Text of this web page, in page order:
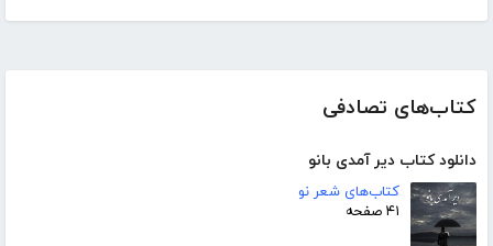
کتاب‌های تصادفی
دانلود کتاب دیر آمدی بانو
کتاب‌های شعر نو
۴۱ صفحه